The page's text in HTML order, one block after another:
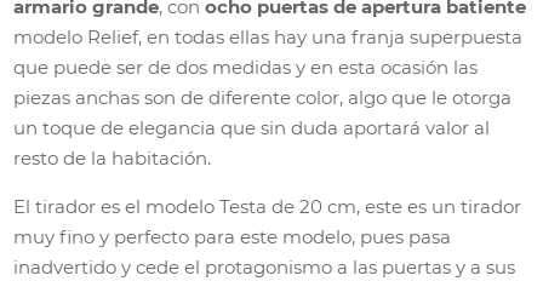
armario grande, conocho puertas de apertura batiente
modelo Relief, en todas ellas hay una franja superpuesta
que puede ser de dos medidas y en esta ocasión las
piezas anchas son de diferente color, algo que le otorga
un toque de elegancia que sin duda aportará valor al
resto de la habitación.
El tirador es el modelo Testa de 20 cm, este es un tirador
muy fino y perfecto para este modelo, pues pasa
inadvertido y cede el protagonismo a las puertas y a sus